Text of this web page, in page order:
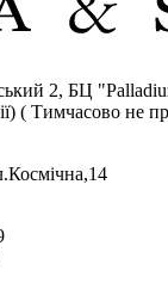
2, БЦ
( Тимчасово не